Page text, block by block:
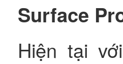
Surface
Hiện tại